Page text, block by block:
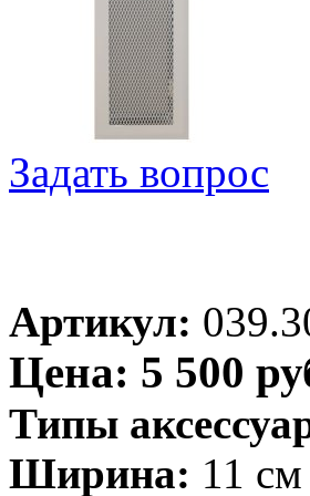
Задать вопрос
Артикул:
Цена: 5 500
Типы
Ширина: 11 см